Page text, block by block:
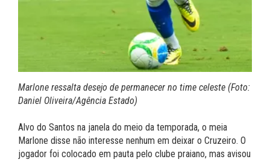
Marlone ressalta desejo de permanecer no time celeste (Foto:
Daniel Oliveira/Agência Estado)
Alvo do Santos na janela do meio da temporada, o meia
Marlone disse não interesse nenhum em deixar o Cruzeiro. O
jogador foi colocado em pauta pelo clube praiano, mas avisou